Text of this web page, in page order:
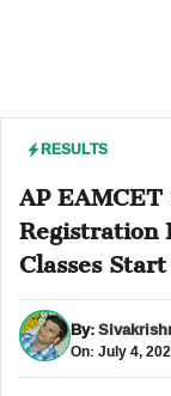
RESULTS
AP
Classes
By:
On: July 4,